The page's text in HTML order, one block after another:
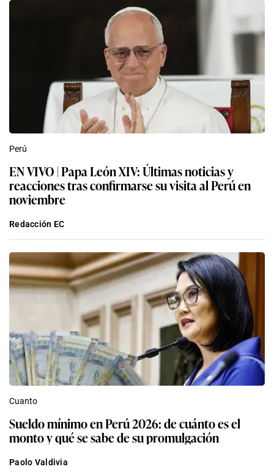
Perú
EN VIVO | Papa León XIV: Últimas noticias y
reacciones tras confirmarse su visita al Perú en
noviembre
Redacción EC
Cuanto
Sueldo mínimo en Perú 2026: de cuánto es el
monto y qué se sabe de su promulgación
Paolo Valdivia